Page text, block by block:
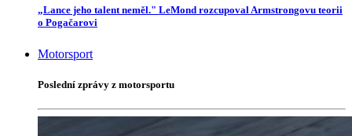
„Lance jeho talent neměl." LeMond rozcupoval Armstrongovu teorii
o Pogačarovi
Motorsport
Poslední zprávy z motorsportu